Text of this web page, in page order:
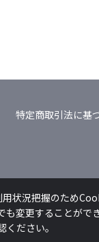
特定商取引法に基
状況把握のため
変更することがで
ください。